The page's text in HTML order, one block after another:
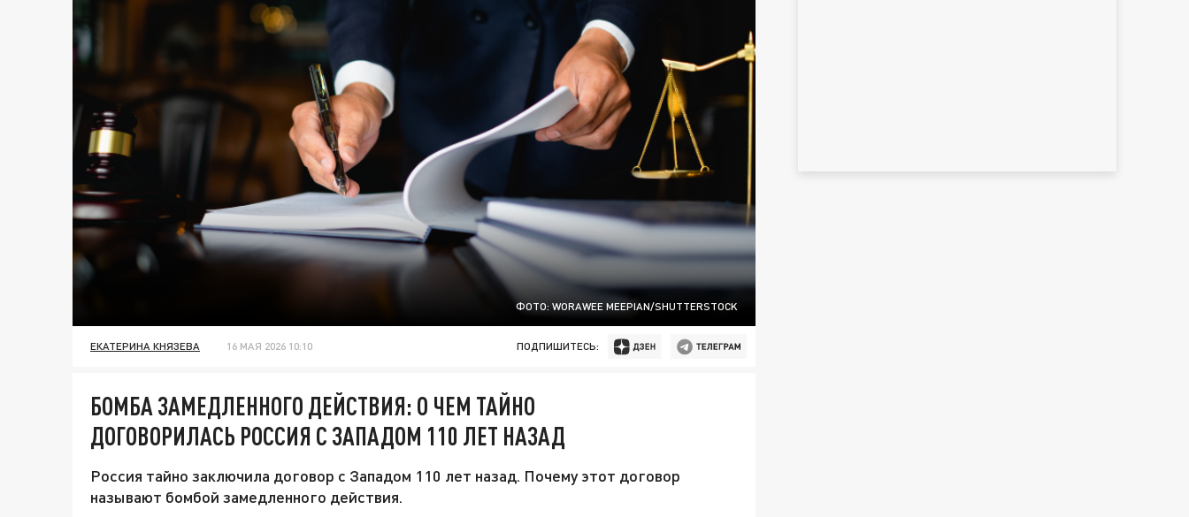
ФОТО: WORAWEE MEEPIAN/SHUTTERSTOCK
ЕКАТЕРИНА КНЯЗЕВА 16 МАЯ 2026 10:10 ПОДПИШИТЕСЬ:
БОМБА ЗАМЕДЛЕННОГО ДЕЙСТВИЯ: О ЧЕМ ТАЙНО
ДОГОВОРИЛАСЬ РОССИЯ С ЗАПАДОМ 110 ЛЕТ НАЗАД
Россия тайно заключила договор с Западом 110 лет назад. Почему этот договор
называют бомбой замедленного действия.